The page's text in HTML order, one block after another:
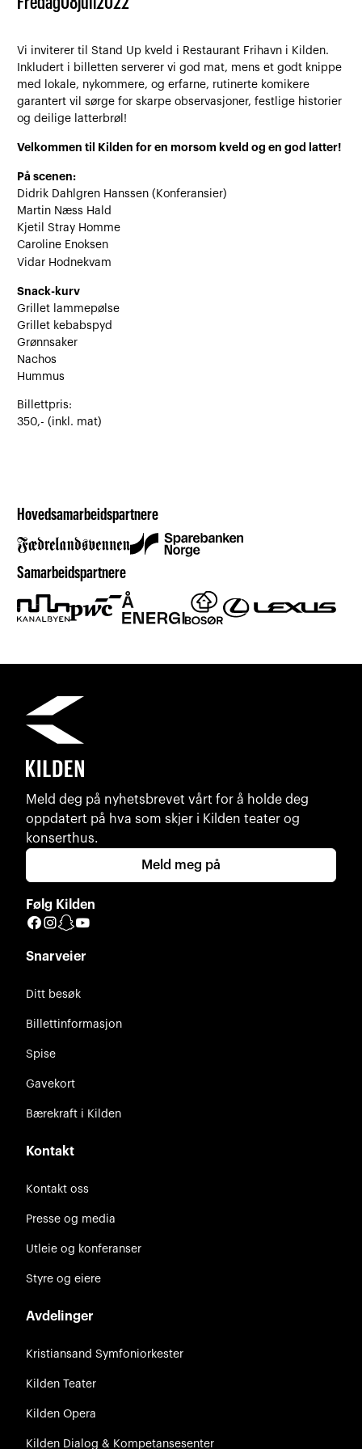
Vi inviterer til Stand Up kveld i Restaurant Frihavn i Kilden.
Inkludert i billetten serverer vi god mat, mens et godt knippe
med lokale, nykommere, og erfarne, rutinerte komikere
garantert vil sørge for skarpe observasjoner, festlige historier
og deilige latterbrøl!
Velkommen til Kilden for en morsom kveld og en god latter!
På scenen:
Didrik Dahlgren Hanssen (Konferansier)
Martin Næss Hald
Kjetil Stray Homme
Caroline Enoksen
Vidar Hodnekvam
Snack-kurv
Grillet lammepølse
Grillet kebabspyd
Grønnsaker
Nachos
Hummus
Billettpris:
350,- (inkl. mat)
Hovedsamarbeidspartnere
Samarbeidspartnere
Meld deg på nyhetsbrevet vårt for å holde deg
oppdatert på hva som skjer i Kilden teater og
konserthus.
Meld meg på
Følg Kilden
Facebook
Instagram
Snapchat
Snarveier
Ditt besøk
Billettinformasjon
Spise
Gavekort
Bærekraft i Kilden
Kontakt
Kontakt oss
Presse og media
Utleie og konferanser
Styre og eiere
Avdelinger
Kristiansand Symfoniorkester
Kilden Teater
Kilden Opera
Kilden Dialog & Kompetansesenter